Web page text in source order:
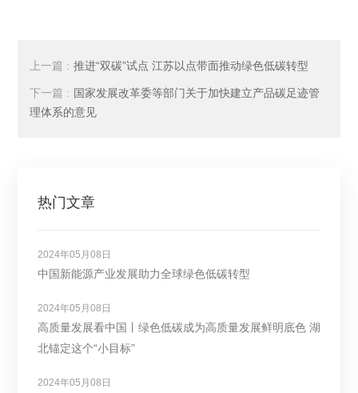
上一篇 : 推进“双碳”试点 江苏以点带面推动绿色低碳转型
下一篇 : 国家发展改革委等部门关于加快建立产品碳足迹管
理体系的意见
热门文章
2024年05月08日
中国新能源产业发展助力全球绿色低碳转型
2024年05月08日
高质量发展看中国丨绿色低碳成为高质量发展鲜明底色 湖
北锚定这个“小目标”
2024年05月08日